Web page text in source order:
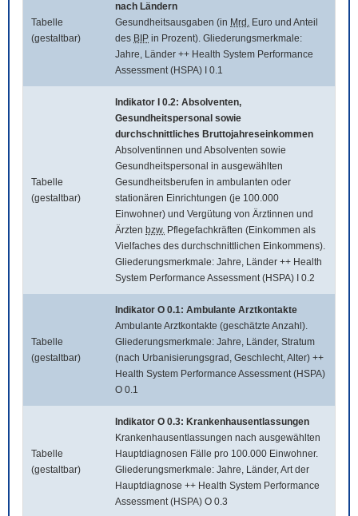
Tabelle
(gestaltbar)
nach Ländern
Gesundheitsausgaben (in Mrd. Euro und Anteil
des BIP in Prozent). Gliederungsmerkmale:
Jahre, Länder ++ Health System Performance
Assessment (HSPA) I 0.1
Tabelle
(gestaltbar)
Indikator I 0.2: Absolventen,
Gesundheitspersonal sowie
durchschnittliches Bruttojahreseinkommen
Absolventinnen und Absolventen sowie
Gesundheitspersonal in ausgewählten
Gesundheitsberufen in ambulanten oder
stationären Einrichtungen (je 100.000
Einwohner) und Vergütung von Ärztinnen und
Ärzten bzw. Pflegefachkräften (Einkommen als
Vielfaches des durchschnittlichen Einkommens).
Gliederungsmerkmale: Jahre, Länder ++ Health
System Performance Assessment (HSPA) I 0.2
Tabelle
(gestaltbar)
Indikator O 0.1: Ambulante Arztkontakte
Ambulante Arztkontakte (geschätzte Anzahl).
Gliederungsmerkmale: Jahre, Länder, Stratum
(nach Urbanisierungsgrad, Geschlecht, Alter) ++
Health System Performance Assessment (HSPA)
O 0.1
Tabelle
(gestaltbar)
Indikator O 0.3: Krankenhausentlassungen
Krankenhausentlassungen nach ausgewählten
Hauptdiagnosen Fälle pro 100.000 Einwohner.
Gliederungsmerkmale: Jahre, Länder, Art der
Hauptdiagnose ++ Health System Performance
Assessment (HSPA) O 0.3